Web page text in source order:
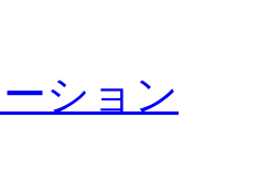
ション